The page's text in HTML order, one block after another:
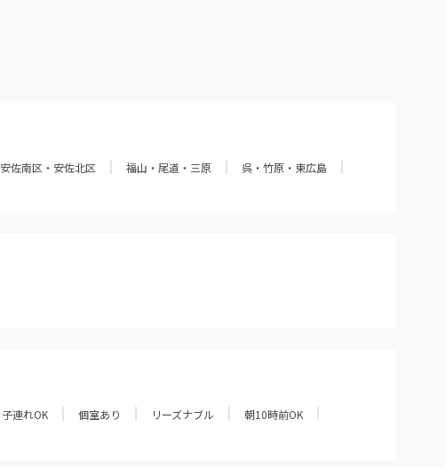
安佐南区・安佐北区 福山・尾道・三原
呉・竹原・東広島
子連れOK 個室あり リーズナブル
朝10時前OK